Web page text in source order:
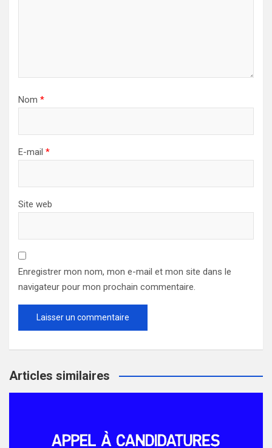
Nom *
E-mail *
Site web
Enregistrer mon nom, mon e-mail et mon site dans le
navigateur pour mon prochain commentaire.
Articles similaires